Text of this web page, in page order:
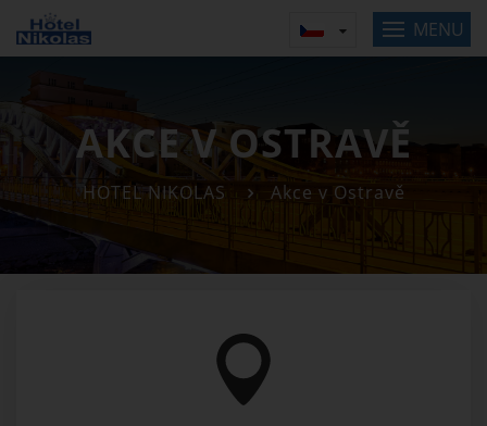
MENU
AKCE V OSTRAVĚ
HOTEL NIKOLAS Akce v Ostravě